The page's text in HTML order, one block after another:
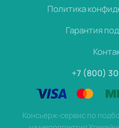
Политика
Гарантия
+7 (800)
Консьерж-сервис по